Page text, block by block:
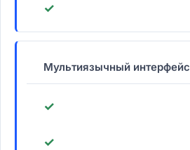
✓
Мультиязычный интерфейс
✓
✓